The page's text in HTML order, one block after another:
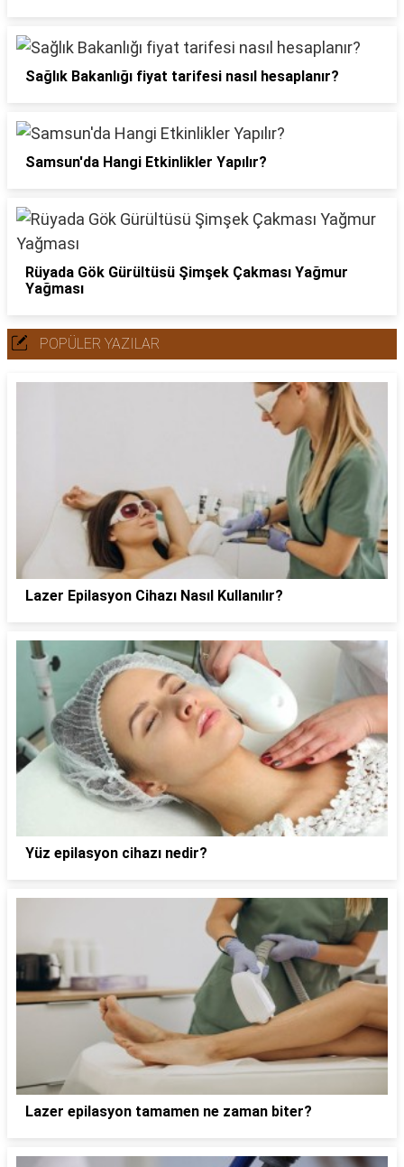
Sağlık Bakanlığı fiyat tarifesi nasıl hesaplanır?
Samsun'da Hangi Etkinlikler Yapılır?
Rüyada Gök Gürültüsü Şimşek Çakması Yağmur
Yağması
POPÜLER YAZILAR
Lazer Epilasyon Cihazı Nasıl Kullanılır?
Yüz epilasyon cihazı nedir?
Lazer epilasyon tamamen ne zaman biter?